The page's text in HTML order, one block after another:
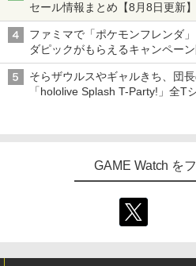
セール情報まとめ【8月8日更新】
ニンテンドーeショップでは「
ファミマで「ポケモンフレンダ
ダピックがもらえるキャンペーン
そらザウルスやギャルきち、団
「hololive Splash T-Party!」全T
GAME Watch を